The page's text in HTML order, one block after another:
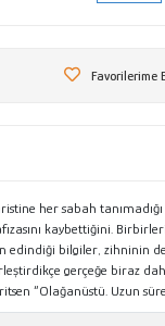
Favorilerime
her sabah
kaybettiğini.
edindiği bilgiler, zihninin
gerçeğe biraz
“Olağanüstü. Uzun